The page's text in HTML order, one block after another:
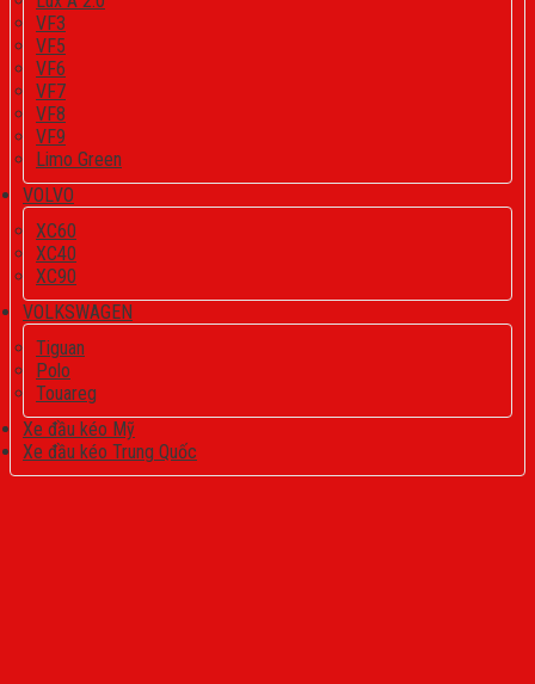
VF3
VF5
VF6
VF7
VF8
VF9
Limo Green
VOLVO
XC60
XC40
XC90
VOLKSWAGEN
Tiguan
Polo
Touareg
Xe đầu kéo Mỹ
Xe đầu kéo Trung Quốc